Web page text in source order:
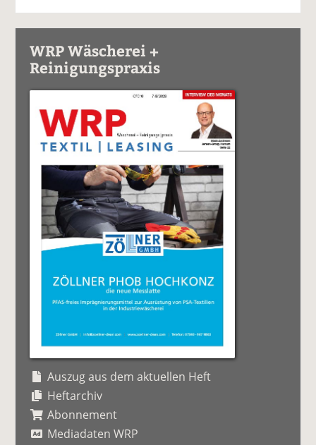
WRP Wäscherei +
Reinigungspraxis
Auszug aus dem aktuellen Heft
Heftarchiv
Abonnement
Mediadaten WRP